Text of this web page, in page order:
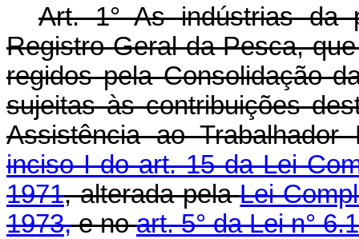
Art. 1° As indústrias da
Registro Geral da Pesca,
regidos pela Consolidação
sujeitas às contribuições
Assistência ao
inciso I do art. 15 da Lei
1971, alterada pelaLei
1973,e noart. 5° da Lei n°